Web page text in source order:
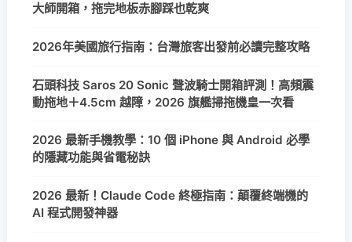
大師開箱，拖完地板赤腳踩也乾爽
2026年美國旅行指南：台灣旅客出發前必讀完整攻略
石頭科技 Saros 20 Sonic 聲波騎士開箱評測！高頻震
動拖地＋4.5cm 越障，2026 旗艦掃拖機皇一次看
2026 最新手機教學：10 個 iPhone 與 Android 必學
的隱藏功能與省電秘訣
2026 最新！Claude Code 終極指南：顛覆終端機的
AI 程式開發神器